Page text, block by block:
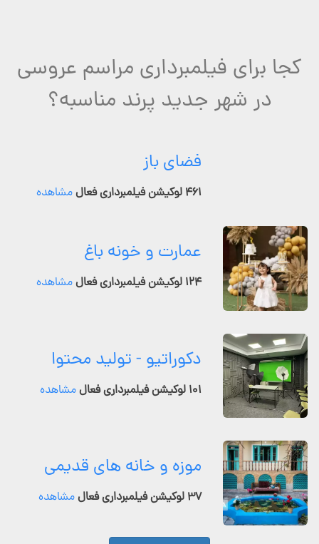
کجا برای فیلمبرداری مراسم عروسی
در شهر جدید پرند مناسبه؟
فضای باز
۴۶۱ لوکیشن فیلمبرداری فعال مشاهده
عمارت و خونه باغ
۱۲۴ لوکیشن فیلمبرداری فعال مشاهده
دکوراتیو - تولید محتوا
۱۰۱ لوکیشن فیلمبرداری فعال مشاهده
موزه و خانه های قدیمی
۳۷ لوکیشن فیلمبرداری فعال مشاهده